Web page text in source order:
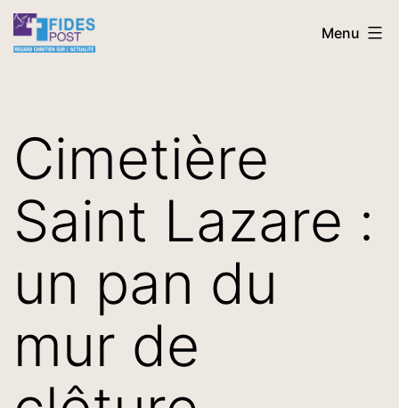
Aller
auFidesPost Menu
Cimetière
Saint Lazare :
un pan du
mur de